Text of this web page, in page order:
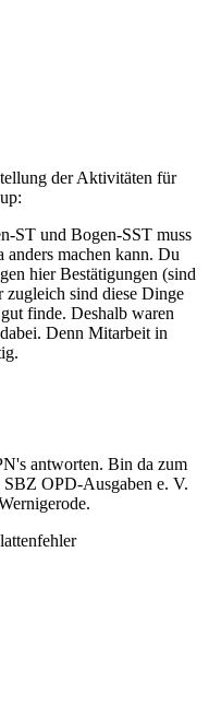
der Aktivitäten für
ST und Bogen-SST muss
machen kann. Du
hier Bestätigungen (sind
zugleich sind diese Dinge
finde. Deshalb waren
Denn Mitarbeit in
antworten. Bin da zum
OPD-Ausgaben e. V.